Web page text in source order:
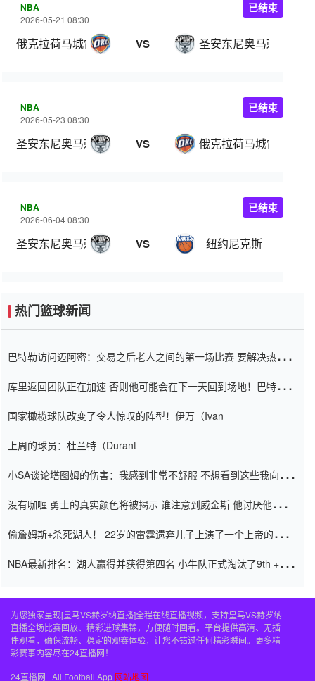
NBA
2026-05-21 08:30
俄克拉荷马城雷霆 VS 圣安东尼奥马刺
已结束
NBA
2026-05-23 08:30
圣安东尼奥马刺 VS 俄克拉荷马城雷霆
已结束
NBA
2026-06-04 08:30
圣安东尼奥马刺 VS 纽约尼克斯
已结束
热门篮球新闻
巴特勒访问迈阿密：交易之后老人之间的第一场比赛 要解决热情的
库里返回团队正在加速 否则他可能会在下一天回到场地！巴特勒迈
国家橄榄球队改变了令人惊叹的阵型！伊万（Ivan
上周的球员：杜兰特（Durant
小SA谈论塔图姆的伤害：我感到非常不舒服 不想看到这些我向他
没有咖喱 勇士的真实颜色将被揭示 谁注意到威金斯 他讨厌他的老
偷詹姆斯+杀死湖人！ 22岁的雷霆遗弃儿子上演了一个上帝的剧
NBA最新排名：湖人赢得并获得第四名 小牛队正式淘汰了9th + 76
为您独家呈现[皇马VS赫罗纳直播]全程在线直播视频，支持皇马VS赫罗纳
直播全场比赛回放、精彩进球集锦，方便随时回看。平台提供高清、无插
件观看，确保流畅、稳定的观赛体验，让您不错过任何精彩瞬间。更多精
彩赛事内容尽在24直播网！
24直播网 | All Football App 网站地图